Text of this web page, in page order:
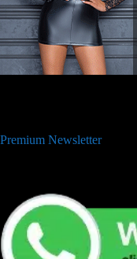
Premium Newsletter